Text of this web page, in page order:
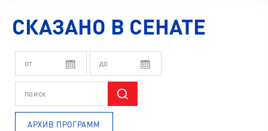
СКАЗАНО В СЕНАТЕ
АРХИВ ПРОГРАММ